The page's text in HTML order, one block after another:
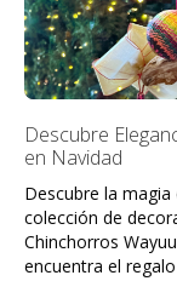
Descubre
en Navidad
Descubre la
colección de
Chinchorros
encuentra el